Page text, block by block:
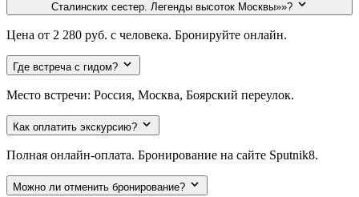
Сталинских сестер. Легенды высоток Москвы»»?
Цена от 2 280 руб. с человека. Бронируйте онлайн.
Где встреча с гидом?
Место встречи: Россия, Москва, Боярский переулок.
Как оплатить экскурсию?
Полная онлайн-оплата. Бронирование на сайте Sputnik8.
Можно ли отменить бронирование?